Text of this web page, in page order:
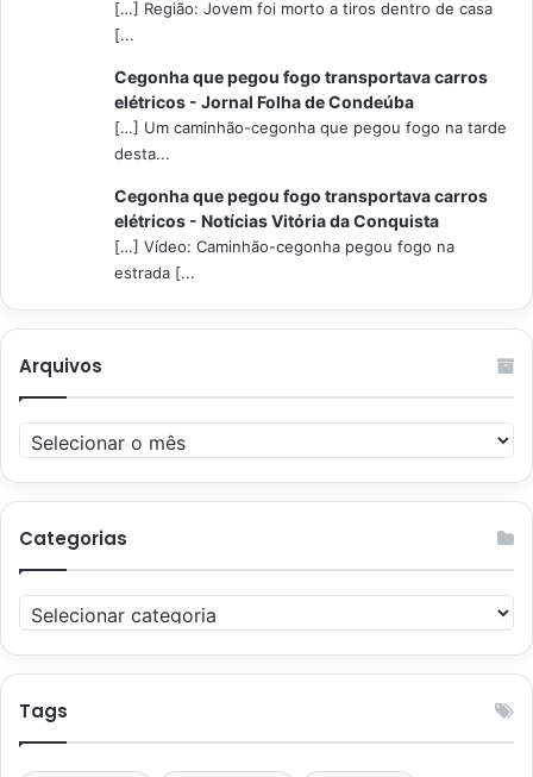
[…] Região: Jovem foi morto a tiros dentro de casa
[...
Cegonha que pegou fogo transportava carros
elétricos - Jornal Folha de Condeúba
[…] Um caminhão-cegonha que pegou fogo na tarde
desta...
Cegonha que pegou fogo transportava carros
elétricos - Notícias Vitória da Conquista
[…] Vídeo: Caminhão-cegonha pegou fogo na
estrada [...
Arquivos
Arquivos
Categorias
Categorias
Tags